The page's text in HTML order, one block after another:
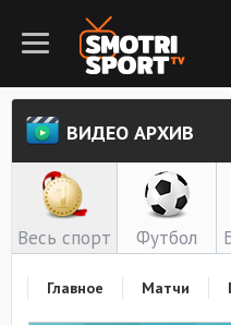
ВИДЕО АРХИВ
Весь спорт Футбол
Главное Матчи